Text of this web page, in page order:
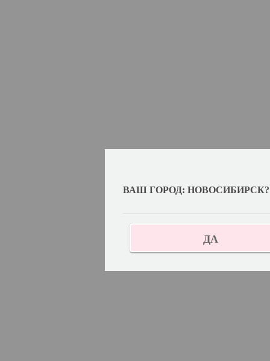
ВАШ ГОРОД: НОВОСИБИРСК?
ДА